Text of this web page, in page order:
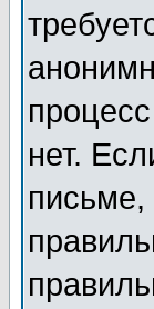
нет.
письме,